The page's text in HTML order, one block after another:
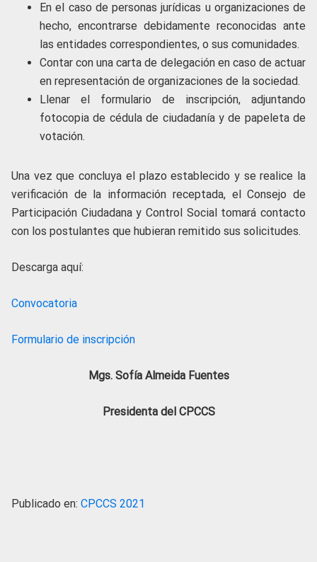
En el caso de personas jurídicas u organizaciones de
hecho, encontrarse debidamente reconocidas ante
las entidades correspondientes, o sus comunidades.
Contar con una carta de delegación en caso de actuar
en representación de organizaciones de la sociedad.
Llenar el formulario de inscripción, adjuntando
fotocopia de cédula de ciudadanía y de papeleta de
votación.
Una vez que concluya el plazo establecido y se realice la
verificación de la información receptada, el Consejo de
Participación Ciudadana y Control Social tomará contacto
con los postulantes que hubieran remitido sus solicitudes.
Descarga aquí:
Convocatoria
Formulario de inscripción
Mgs. Sofía Almeida Fuentes
Presidenta del CPCCS
Publicado en: CPCCS 2021